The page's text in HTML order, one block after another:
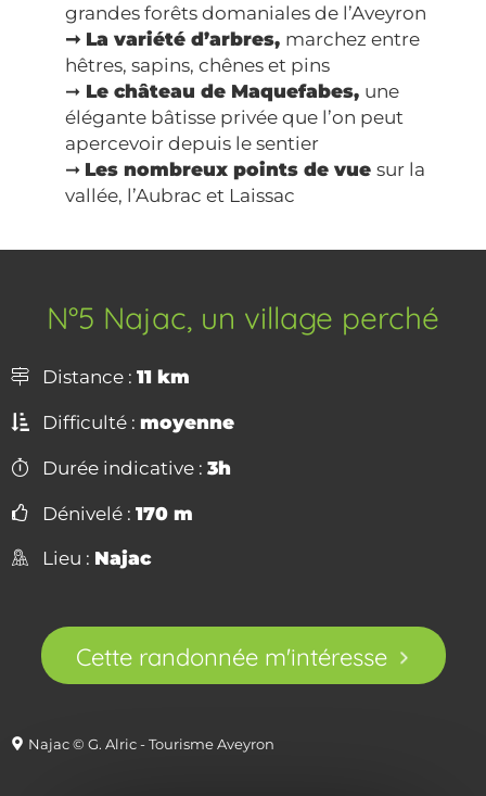
grandes forêts domaniales de l’Aveyron
➞ La variété d’arbres, marchez entre
hêtres, sapins, chênes et pins
➞ Le château de Maquefabes, une
élégante bâtisse privée que l’on peut
apercevoir depuis le sentier
➞ Les nombreux points de vue sur la
vallée, l’Aubrac et Laissac
Najac © G. Alric - Tourisme Aveyron
N°5 Najac, un village perché
Distance : 11 km
Difficulté : moyenne
Durée indicative : 3h
Dénivelé : 170 m
Lieu : Najac
Cette randonnée m'intéresse